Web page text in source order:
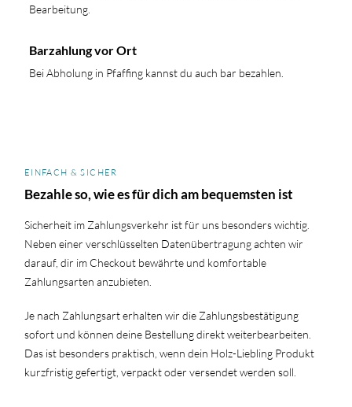
Bearbeitung.
Barzahlung vor Ort
Bei Abholung in Pfaffing kannst du auch bar bezahlen.
EINFACH & SICHER
Bezahle so, wie es für dich am bequemsten ist
Sicherheit im Zahlungsverkehr ist für uns besonders wichtig.
Neben einer verschlüsselten Datenübertragung achten wir
darauf, dir im Checkout bewährte und komfortable
Zahlungsarten anzubieten.
Je nach Zahlungsart erhalten wir die Zahlungsbestätigung
sofort und können deine Bestellung direkt weiterbearbeiten.
Das ist besonders praktisch, wenn dein Holz-Liebling Produkt
kurzfristig gefertigt, verpackt oder versendet werden soll.